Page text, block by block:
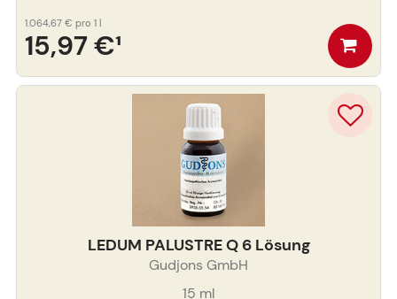
15,97 €¹
1.064,67 € pro 1 l
LEDUM PALUSTRE Q 6 Lösung
Gudjons GmbH
15 ml